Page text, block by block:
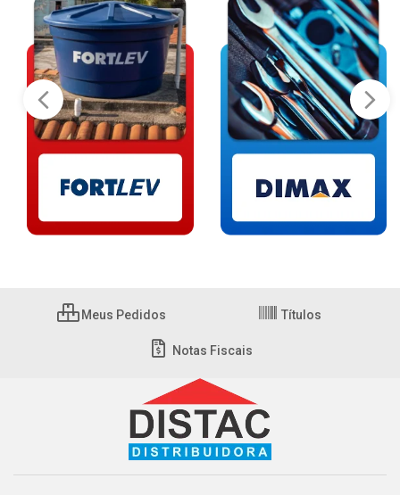
Meus Pedidos Títulos
Notas Fiscais